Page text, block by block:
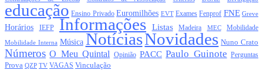
educação Ensino Privado Euromilhões EVT Exames Fenprof FNE Greve
Horários IEFP Informações Listas Madeira MEC Mobilidade
Mobilidade Interna Música NotíciasNovidades Nuno Crato
Números O Meu Quintal Opinião PACC Paulo Guinote Perguntas
Prova QZP TV VAGAS Vinculação